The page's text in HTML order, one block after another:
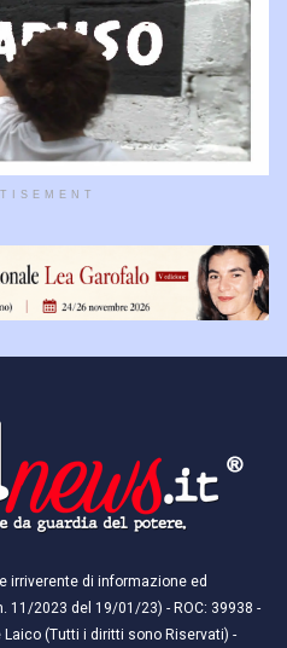
irriverente di informazione ed
11/2023 del 19/01/23) - ROC: 39938 -
(Tutti i diritti sono Riservati) -